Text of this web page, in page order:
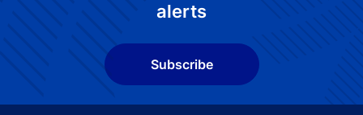
alerts
Subscribe